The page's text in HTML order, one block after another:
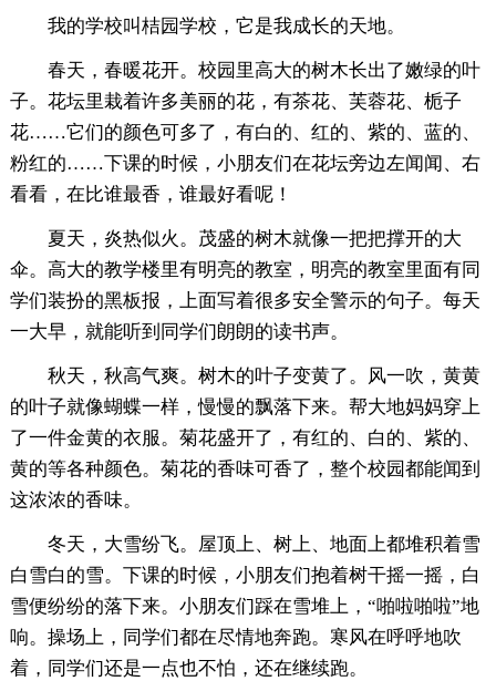
我的学校叫桔园学校，它是我成长的天地。
春天，春暖花开。校园里高大的树木长出了嫩绿的叶
子。花坛里栽着许多美丽的花，有茶花、芙蓉花、栀子
花……它们的颜色可多了，有白的、红的、紫的、蓝的、
粉红的……下课的时候，小朋友们在花坛旁边左闻闻、右
看看，在比谁最香，谁最好看呢！
夏天，炎热似火。茂盛的树木就像一把把撑开的大
伞。高大的教学楼里有明亮的教室，明亮的教室里面有同
学们装扮的黑板报，上面写着很多安全警示的句子。每天
一大早，就能听到同学们朗朗的读书声。
秋天，秋高气爽。树木的叶子变黄了。风一吹，黄黄
的叶子就像蝴蝶一样，慢慢的飘落下来。帮大地妈妈穿上
了一件金黄的衣服。菊花盛开了，有红的、白的、紫的、
黄的等各种颜色。菊花的香味可香了，整个校园都能闻到
这浓浓的香味。
冬天，大雪纷飞。屋顶上、树上、地面上都堆积着雪
白雪白的雪。下课的时候，小朋友们抱着树干摇一摇，白
雪便纷纷的落下来。小朋友们踩在雪堆上，“啪啦啪啦”地
响。操场上，同学们都在尽情地奔跑。寒风在呼呼地吹
着，同学们还是一点也不怕，还在继续跑。